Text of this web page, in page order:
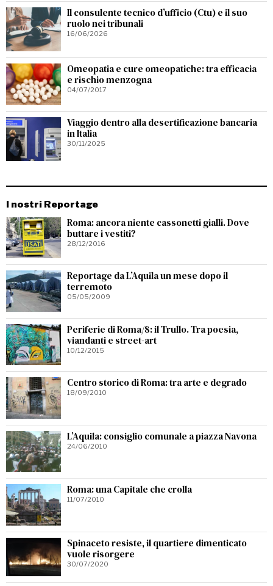
Il consulente tecnico d’ufficio (Ctu) e il suo
ruolo nei tribunali
16/06/2026
Omeopatia e cure omeopatiche: tra efficacia
e rischio menzogna
04/07/2017
Viaggio dentro alla desertificazione bancaria
in Italia
30/11/2025
I nostri Reportage
Roma: ancora niente cassonetti gialli. Dove
buttare i vestiti?
28/12/2016
Reportage da L’Aquila un mese dopo il
terremoto
05/05/2009
Periferie di Roma/8: il Trullo. Tra poesia,
viandanti e street-art
10/12/2015
Centro storico di Roma: tra arte e degrado
18/09/2010
L’Aquila: consiglio comunale a piazza Navona
24/06/2010
Roma: una Capitale che crolla
11/07/2010
Spinaceto resiste, il quartiere dimenticato
vuole risorgere
30/07/2020